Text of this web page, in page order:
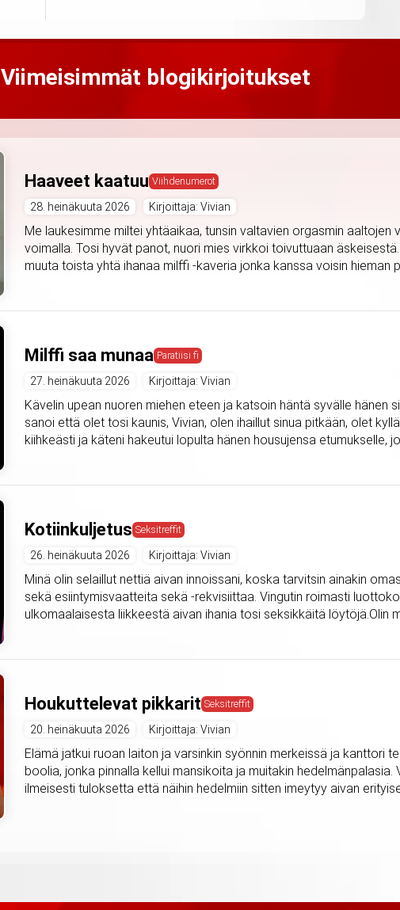
Viimeisimmät blogikirjoitukset
Haaveet kaatuu Viihdenumerot
28. heinäkuuta 2026 Kirjoittaja: Vivian
Me laukesimme miltei yhtäaikaa, tunsin valtavien orgasmin aaltojen
voimalla. Tosi hyvät panot, nuori mies virkkoi toivuttuaan
muuta toista yhtä ihanaa milffi -kaveria jonka kanssa voisin hieman
Milffi saa munaa Paratiisi fi
27. heinäkuuta 2026 Kirjoittaja: Vivian
Kävelin upean nuoren miehen eteen ja katsoin häntä syvälle hänen
sanoi että olet tosi kaunis, Vivian, olen ihaillut sinua pitkään, olet
kiihkeästi ja käteni hakeutui lopulta hänen housujensa etumukselle,
Kotiinkuljetus Seksitreffit
26. heinäkuuta 2026 Kirjoittaja: Vivian
Minä olin selaillut nettiä aivan innoissani, koska tarvitsin ainakin
sekä esiintymisvaatteita sekä -rekvisiittaa. Vingutin roimasti
ulkomaalaisesta liikkeestä aivan ihania tosi seksikkäitä löytöjä.Olin
Houkuttelevat pikkarit Seksitreffit
20. heinäkuuta 2026 Kirjoittaja: Vivian
Elämä jatkui ruoan laiton ja varsinkin syönnin merkeissä ja kanttori
boolia, jonka pinnalla kellui mansikoita ja muitakin
ilmeisesti tuloksetta että näihin hedelmiin sitten imeytyy aivan